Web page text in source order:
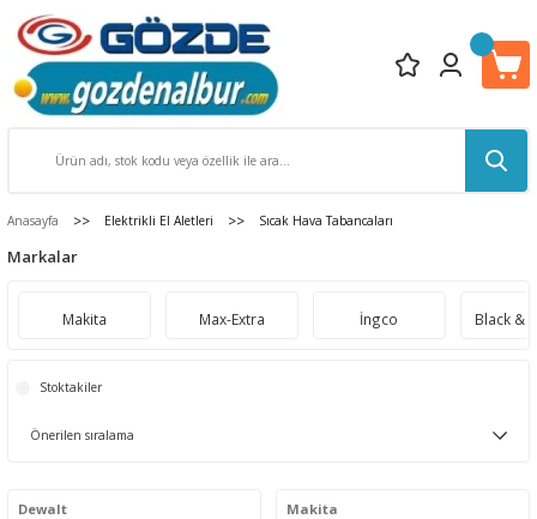
Anasayfa Elektrikli El Aletleri Sıcak Hava Tabancaları
Markalar
Makita Max-Extra İngco Black &
Stoktakiler
Dewalt
Makita